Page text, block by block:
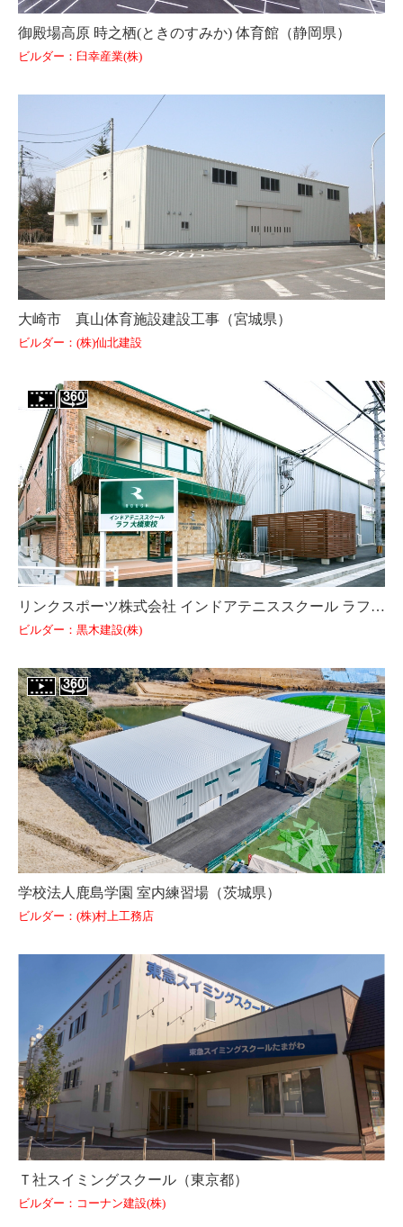
御殿場高原 時之栖(ときのすみか) 体育館（静岡県）
ビルダー：臼幸産業(株)
大崎市 真山体育施設建設工事（宮城県）
ビルダー：(株)仙北建設
リンクスポーツ株式会社 インドアテニススクール ラフ大橋東校（佐賀県）
ビルダー：黒木建設(株)
学校法人鹿島学園 室内練習場（茨城県）
ビルダー：(株)村上工務店
Ｔ社スイミングスクール（東京都）
ビルダー：コーナン建設(株)